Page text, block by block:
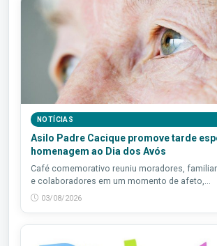
NOTÍCIAS
Asilo Padre Cacique promove tarde
homenagem ao Dia dos Avós
Café comemorativo reuniu moradores,
e colaboradores em um momento de afeto,...
03/08/2026